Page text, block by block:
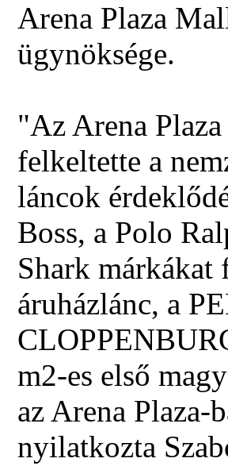
Arena Plaza
ügynöksége.
"Az Arena
felkeltette a
láncok
Boss, a Polo
Shark márkákat
áruházlánc, a
m2-es első
az Arena
nyilatkozta